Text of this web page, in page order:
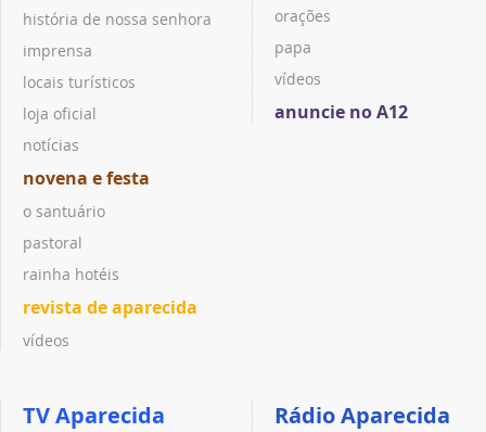
história de nossa senhora
imprensa
locais turísticos
loja oficial
notícias
novena e festa
o santuário
pastoral
rainha hotéis
revista de aparecida
vídeos
orações
papa
vídeos
anuncie no A12
TV Aparecida Rádio Aparecida